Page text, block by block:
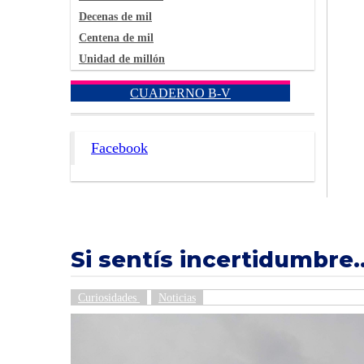
Decenas de mil
Centena de mil
Unidad de millón
CUADERNO B-V
Facebook
Si sentís
Curiosidades Noticias